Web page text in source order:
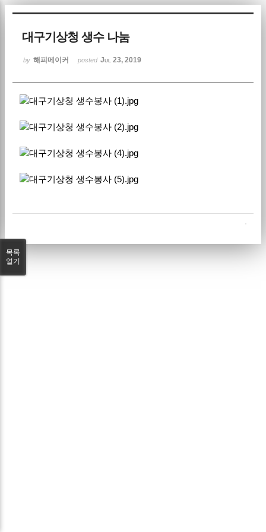
대구기상청 생수 나눔
by 해피메이커 posted Jul 23, 2019
목록
열기
Sketchbook5, 스케치북5
Sketchbook5, 스케치북5